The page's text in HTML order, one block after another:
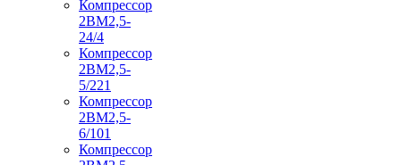
Компрессор
2ВМ2,5-
24/4
Компрессор
2ВМ2,5-
5/221
Компрессор
2ВМ2,5-
6/101
Компрессор